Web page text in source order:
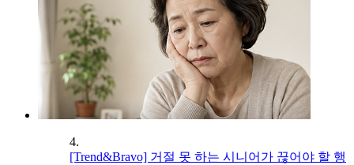
4.
[Trend&Bravo] 거절 못 하는 시니어가 끊어야 할 행